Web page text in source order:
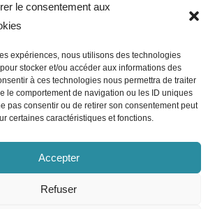
le consentement aux
expériences, nous utilisons des technologies
stocker et/ou accéder aux informations des
à ces technologies nous permettra de traiter
le comportement de navigation ou les ID uniques
pas consentir ou de retirer son consentement peut
certaines caractéristiques et fonctions.
Accepter
Refuser
de
du
une
09 73 03 78
Contact
CGU
Mentions
légales
confidentialité
Politique de
cookies